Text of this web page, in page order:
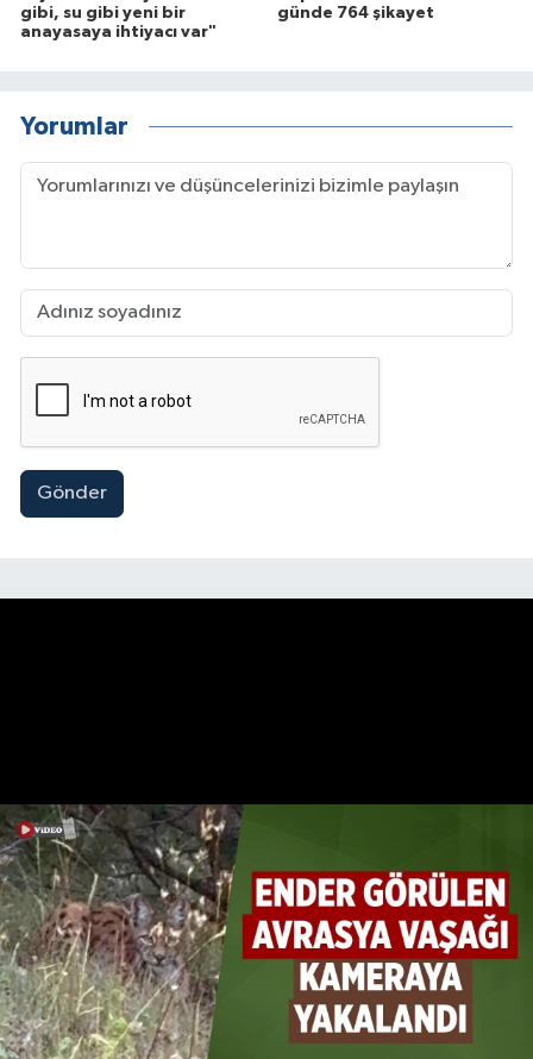
gibi, su gibi yeni bir
anayasaya ihtiyacı var"
günde 764 şikayet
Yorumlar
Gönder